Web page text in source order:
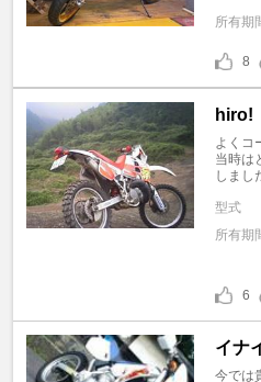
所有期
8
hiro!
よくコ
当時は
しまし
型式
所有期
6
イナ
今では